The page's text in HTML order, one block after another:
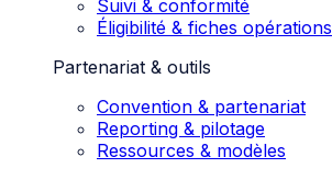
Suivi & conformité
Éligibilité & fiches opérations
Partenariat & outils
Convention & partenariat
Reporting & pilotage
Ressources & modèles